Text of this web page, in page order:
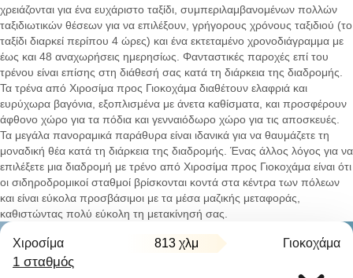
χρειάζονται για ένα ευχάριστο ταξίδι, συμπεριλαμβανομένων πολλών
ταξιδιωτικών θέσεων για να επιλέξουν, γρήγορους χρόνους ταξιδιού (το
ταξίδι διαρκεί περίπου 4 ώρες) και ένα εκτεταμένο χρονοδιάγραμμα με
έως και 48 αναχωρήσεις ημερησίως. Φανταστικές παροχές επί του
τρένου είναι επίσης στη διάθεσή σας κατά τη διάρκεια της διαδρομής.
Τα τρένα από Χιροσίμα προς Γιοκοχάμα διαθέτουν ελαφριά και
ευρύχωρα βαγόνια, εξοπλισμένα με άνετα καθίσματα, και προσφέρουν
άφθονο χώρο για τα πόδια και γενναιόδωρο χώρο για τις αποσκευές.
Τα μεγάλα πανοραμικά παράθυρα είναι ιδανικά για να θαυμάζετε τη
μοναδική θέα κατά τη διάρκεια της διαδρομής. Ένας άλλος λόγος για να
επιλέξετε μια διαδρομή με τρένο από Χιροσίμα προς Γιοκοχάμα είναι ότι
οι σιδηροδρομικοί σταθμοί βρίσκονται κοντά στα κέντρα των πόλεων
και είναι εύκολα προσβάσιμοι με τα μέσα μαζικής μεταφοράς,
καθιστώντας πολύ εύκολη τη μετακίνησή σας.
Χιροσίμα 813 χλμ Γιοκοχάμα
1 σταθμός